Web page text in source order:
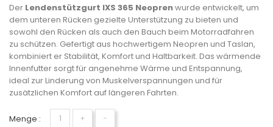
Der Lendenstützgurt IXS 365 Neoprenwurde entwickelt, um
dem unteren Rücken gezielte Unterstützung zu bieten und
sowohl den Rücken als auch den Bauch beim Motorradfahren
zu schützen. Gefertigt aus hochwertigem Neopren und Taslan,
kombiniert er Stabilität, Komfort und Haltbarkeit. Das wärmende
Innenfutter sorgt für angenehme Wärme und Entspannung,
ideal zur Linderung von Muskelverspannungen und für
zusätzlichen Komfort auf längeren Fahrten.
Menge : + −